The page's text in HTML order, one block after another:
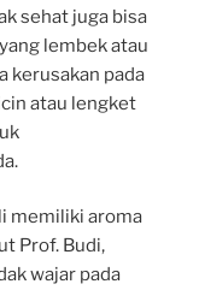
sehat juga bisa
lembek atau
kerusakan pada
atau lengket
memiliki aroma
Prof. Budi,
wajar pada